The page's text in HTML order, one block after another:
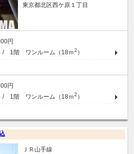
東京都北区西ケ原１丁目
円
/ 1階 ワンルーム（18ｍ2 ）
円
/ 1階 ワンルーム（18ｍ2 ）
ＪＲ山手線